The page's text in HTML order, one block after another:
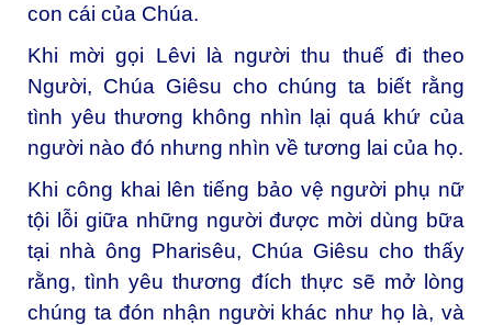
con cái của Chúa.
Khi mời gọi Lêvi là người thu thuế đi theo
Người, Chúa Giêsu cho chúng ta biết rằng
tình yêu thương không nhìn lại quá khứ của
người nào đó nhưng nhìn về tương lai của họ.
Khi công khai lên tiếng bảo vệ người phụ nữ
tội lỗi giữa những người được mời dùng bữa
tại nhà ông Pharisêu, Chúa Giêsu cho thấy
rằng, tình yêu thương đích thực sẽ mở lòng
chúng ta đón nhận người khác như họ là, và